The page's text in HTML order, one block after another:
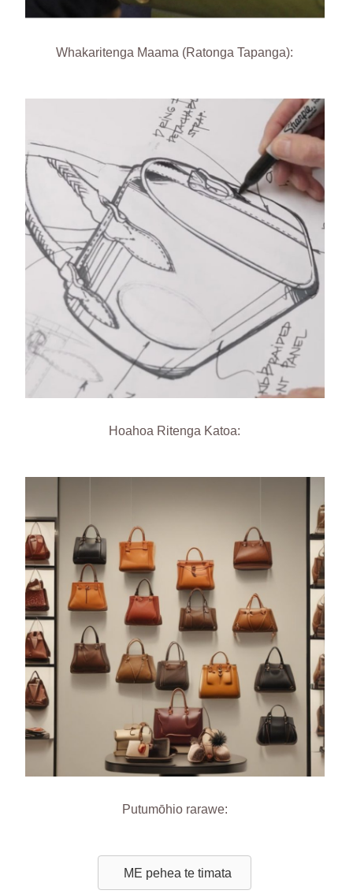
Whakaritenga Maama (Ratonga Tapanga):
Hoahoa Ritenga Katoa:
Putumōhio rarawe:
ME pehea te timata